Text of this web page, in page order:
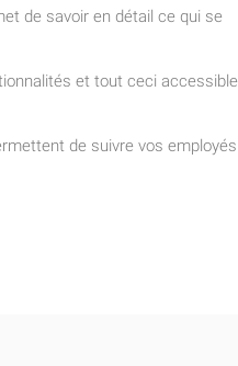
de savoir en détail ce qui se
et tout ceci accessible
de suivre vos employés